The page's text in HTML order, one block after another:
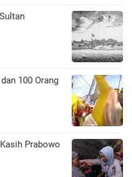
100 Orang
Prabowo